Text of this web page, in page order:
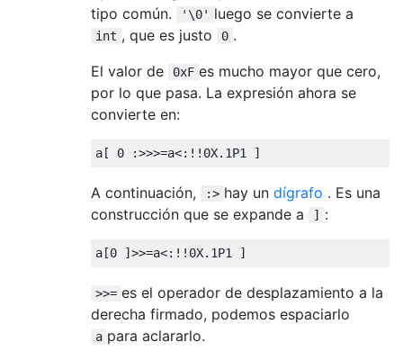
tipo común.
'\0' luego se convierte a
int , que es justo 0 .
El valor de
0xF es mucho mayor que cero,
por lo que pasa. La expresión ahora se
convierte en:
a[ 0 :>>>=a<:!! 0X. 1P1 ]
A continuación, :> hay un dígrafo . Es una
construcción que se expande a
] :
a[0 ]>>=a<:!! 0X. 1P1 ]
>>= es el operador de desplazamiento a la
derecha firmado, podemos espaciarlo
a para aclararlo.